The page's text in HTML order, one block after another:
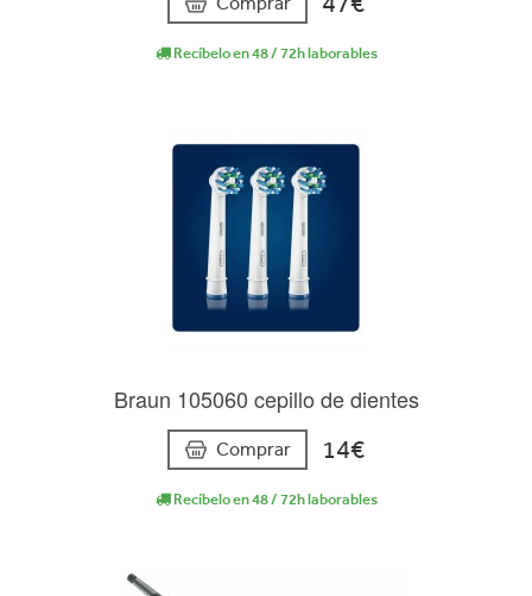
Recíbelo en 48 / 72h laborables
Braun 105060 cepillo de dientes
Comprar 14€
Recíbelo en 48 / 72h laborables